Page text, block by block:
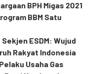
BPH Migas 2021
BBM Satu
ESDM: Wujud
Rakyat Indonesia
Usaha Gas